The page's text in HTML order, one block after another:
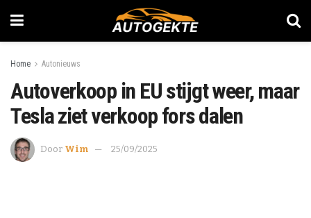
Home Autonieuws
Autoverkoop in EU stijgt weer, maar
Tesla ziet verkoop fors dalen
Door Wim 25/09/2025